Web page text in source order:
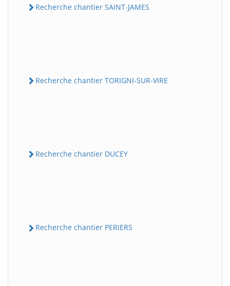
Recherche chantier SAINT-JAMES
Recherche chantier TORIGNI-SUR-VIRE
Recherche chantier DUCEY
Recherche chantier PERIERS